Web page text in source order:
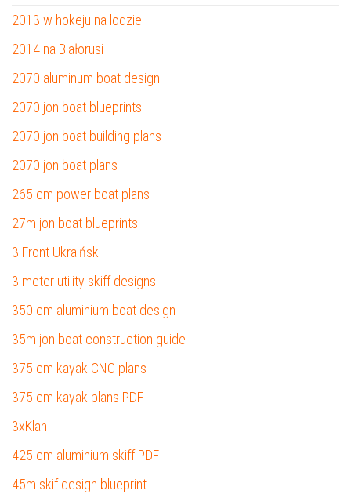
2013 w hokeju na lodzie
2014 na Białorusi
2070 aluminum boat design
2070 jon boat blueprints
2070 jon boat building plans
2070 jon boat plans
265 cm power boat plans
27m jon boat blueprints
3 Front Ukraiński
3 meter utility skiff designs
350 cm aluminium boat design
35m jon boat construction guide
375 cm kayak CNC plans
375 cm kayak plans PDF
3xKlan
425 cm aluminium skiff PDF
45m skif design blueprint